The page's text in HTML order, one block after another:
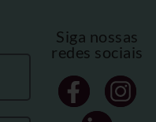
Siga nossas
redes sociais